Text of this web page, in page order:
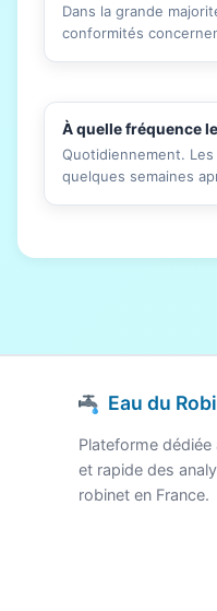
Dans la grande
conformités
À quelle fréquence
Quotidiennement.
quelques semaines
Eau du
Plateforme dédiée
et rapide des
robinet en France.